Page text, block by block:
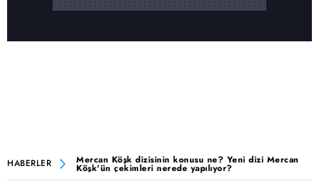
HABERLER Mercan Köşk dizisinin konusu ne? Yeni dizi Mercan
Köşk'ün çekimleri nerede yapılıyor?